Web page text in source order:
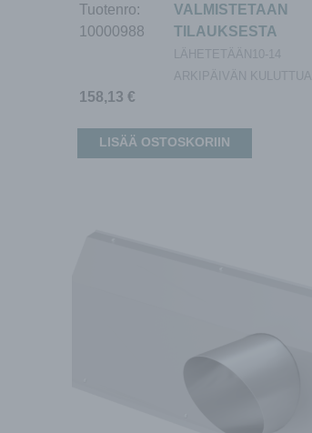
Tuotenro:
10000988
VALMISTETAAN
TILAUKSESTA
LÄHETETÄÄN10-14
ARKIPÄIVÄN KULUTTUA
158,13€
LISÄÄ OSTOSKORIIN